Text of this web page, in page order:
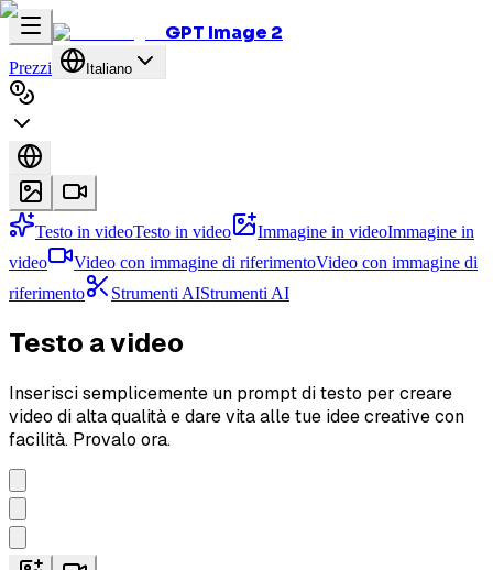
GPT Image 2
Prezzi Italiano
Testo in videoTesto in video Immagine in videoImmagine in
video
Video con immagine di riferimentoVideo con immagine di
riferimento
Strumenti AIStrumenti AI
Testo a video
Inserisci semplicemente un prompt di testo per creare
video di alta qualità e dare vita alle tue idee creative con
facilità. Provalo ora.